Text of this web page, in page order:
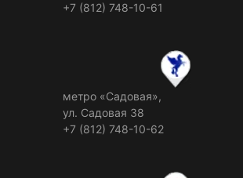
+7 (812) 748-10-61
метро «Садовая»,
ул. Садовая 38
+7 (812) 748-10-62